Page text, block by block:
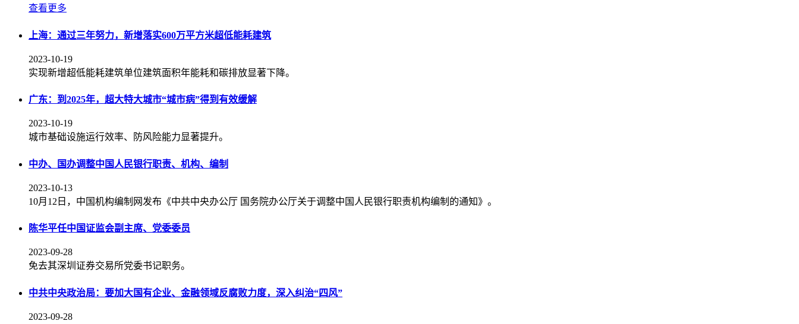
查看更多
上海：通过三年努力，新增落实600万平方米超低能耗建筑
2023-10-19
实现新增超低能耗建筑单位建筑面积年能耗和碳排放显著下降。
广东：到2025年，超大特大城市“城市病”得到有效缓解
2023-10-19
城市基础设施运行效率、防风险能力显著提升。
中办、国办调整中国人民银行职责、机构、编制
2023-10-13
10月12日，中国机构编制网发布《中共中央办公厅 国务院办公厅关于调整中国人民银行职责机构编制的通知》。
陈华平任中国证监会副主席、党委委员
2023-09-28
免去其深圳证券交易所党委书记职务。
中共中央政治局：要加大国有企业、金融领域反腐败力度，深入纠治“四风”
2023-09-28